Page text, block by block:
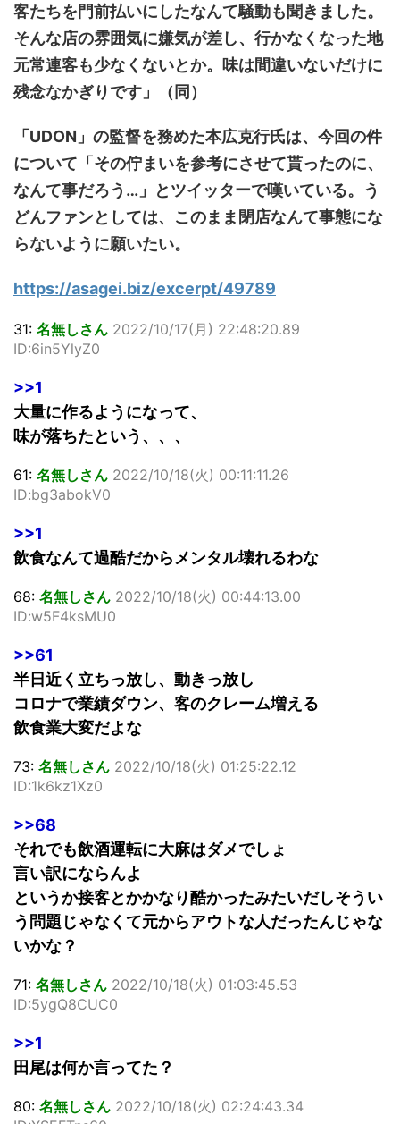
客たちを門前払いにしたなんて騒動も聞きました。
そんな店の雰囲気に嫌気が差し、行かなくなった地
元常連客も少なくないとか。味は間違いないだけに
残念なかぎりです」（同）
「UDON」の監督を務めた本広克行氏は、今回の件
について「その佇まいを参考にさせて貰ったのに、
なんて事だろう…」とツイッターで嘆いている。う
どんファンとしては、このまま閉店なんて事態にな
らないように願いたい。
https://asagei.biz/excerpt/49789
31: 名無しさん 2022/10/17(月) 22:48:20.89
ID:6in5YlyZ0
>>1
大量に作るようになって、
味が落ちたという、、、
61: 名無しさん 2022/10/18(火) 00:11:11.26
ID:bg3abokV0
>>1
飲食なんて過酷だからメンタル壊れるわな
68: 名無しさん 2022/10/18(火) 00:44:13.00
ID:w5F4ksMU0
>>61
半日近く立ちっ放し、動きっ放し
コロナで業績ダウン、客のクレーム増える
飲食業大変だよな
73: 名無しさん 2022/10/18(火) 01:25:22.12
ID:1k6kz1Xz0
>>68
それでも飲酒運転に大麻はダメでしょ
言い訳にならんよ
というか接客とかかなり酷かったみたいだしそうい
う問題じゃなくて元からアウトな人だったんじゃな
いかな？
71: 名無しさん 2022/10/18(火) 01:03:45.53
ID:5ygQ8CUC0
>>1
田尾は何か言ってた？
80: 名無しさん 2022/10/18(火) 02:24:43.34